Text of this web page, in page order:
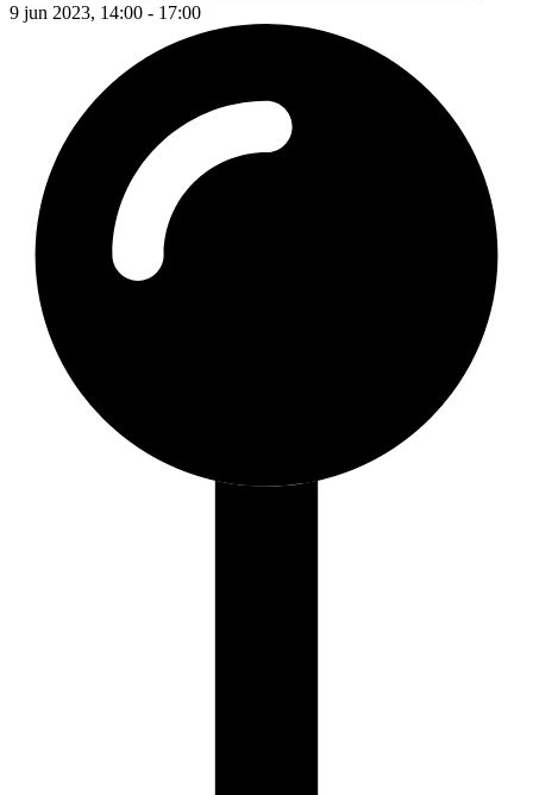
9 jun 2023, 14:00 - 17:00